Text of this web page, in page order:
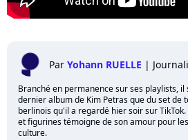
Par Yohann RUELLE |
Branché en permanence sur ses playlists,
dernier album de Kim Petras que du set de
berlinois qu'il a regardé hier soir sur
et figurines témoigne de son amour pour
culture.